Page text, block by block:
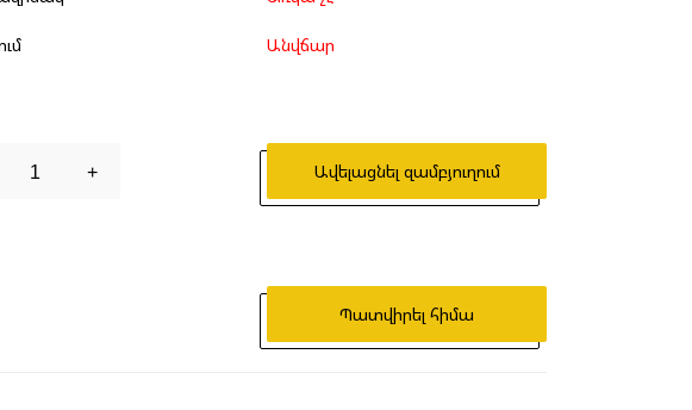
Անվճար
1 + Ավելացնել զամբյուղում
Պատվիրել հիմա